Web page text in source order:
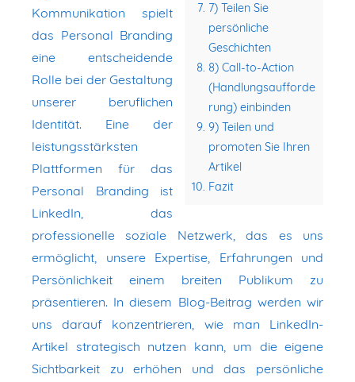
7) Teilen Sie
persönliche
Geschichten
8) Call-to-Action
(Handlungsaufforde
rung) einbinden
9) Teilen und
promoten Sie Ihren
Artikel
Fazit
Kommunikation spielt
das Personal Branding
eine entscheidende
Rolle bei der Gestaltung
unserer beruflichen
Identität. Eine der
leistungsstärksten
Plattformen für das
Personal Branding ist
LinkedIn, das
professionelle soziale Netzwerk, das es uns
ermöglicht, unsere Expertise, Erfahrungen und
Persönlichkeit einem breiten Publikum zu
präsentieren. In diesem Blog-Beitrag werden wir
uns darauf konzentrieren, wie man LinkedIn-
Artikel strategisch nutzen kann, um die eigene
Sichtbarkeit zu erhöhen und das persönliche